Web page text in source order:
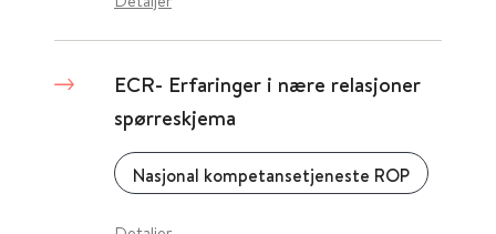
ECR- Erfaringer i nære relasjoner
spørreskjema
Nasjonal kompetansetjeneste ROP